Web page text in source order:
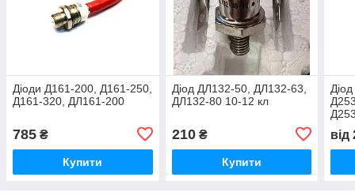
Діоди Д161-200, Д161-250,
Д161-320, ДЛ161-200
785 ₴
Купити
Діод ДЛ132-50, ДЛ132-63,
ДЛ132-80 10-12 кл
210₴
Купити
від